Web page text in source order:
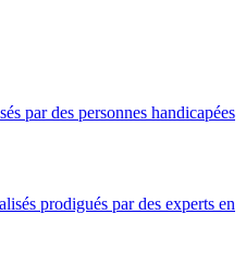
par des personnes handicapées
prodigués par des experts en